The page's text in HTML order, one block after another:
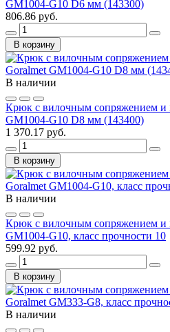
GM1004-G10 D6 мм (143300)
806.86 руб.
В корзину
В наличии
Крюк с вилочным сопряжением и
GM1004-G10 D8 мм (143400)
1 370.17 руб.
В корзину
В наличии
Крюк с вилочным сопряжением и
GM1004-G10, класс прочности 10
599.92 руб.
В корзину
В наличии